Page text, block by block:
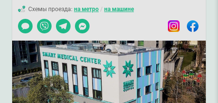
Схемы проезда: на метро / на машине
Чат
Viber TelegramMessenger InstagramFacebook